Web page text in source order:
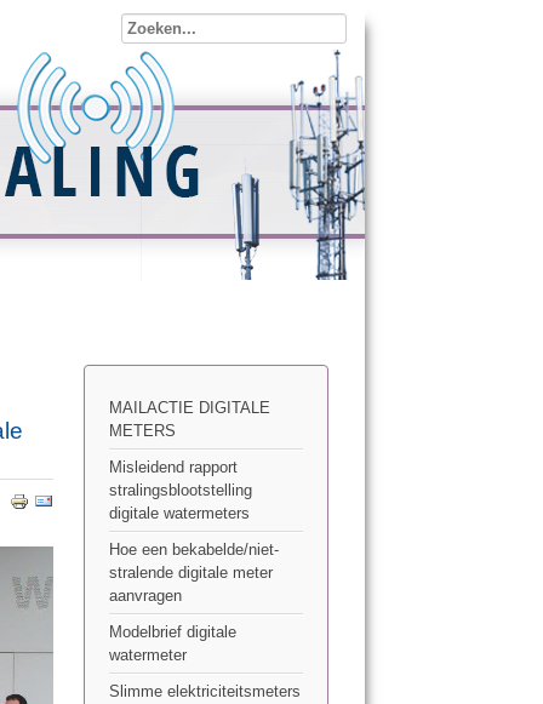
MAILACTIE DIGITALE
METERS
Misleidend rapport
stralingsblootstelling
digitale watermeters
Hoe een bekabelde/niet-
stralende digitale meter
aanvragen
Modelbrief digitale
watermeter
Slimme elektriciteitsmeters